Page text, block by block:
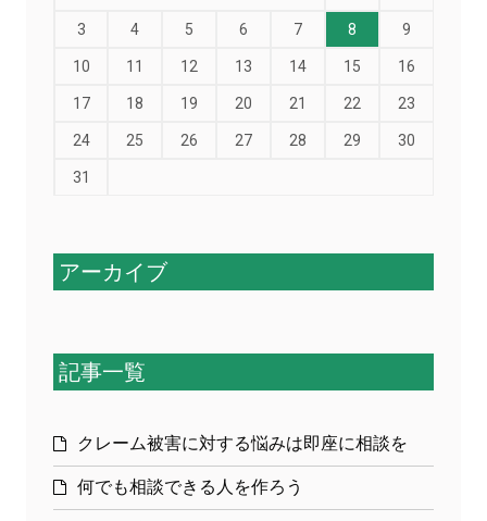
3 4 5 6 7 8 9
10 11 12 13 14 15 16
17 18 19 20 21 22 23
24 25 26 27 28 29 30
31
アーカイブ
記事一覧
クレーム被害に対する悩みは即座に相談を
何でも相談できる人を作ろう